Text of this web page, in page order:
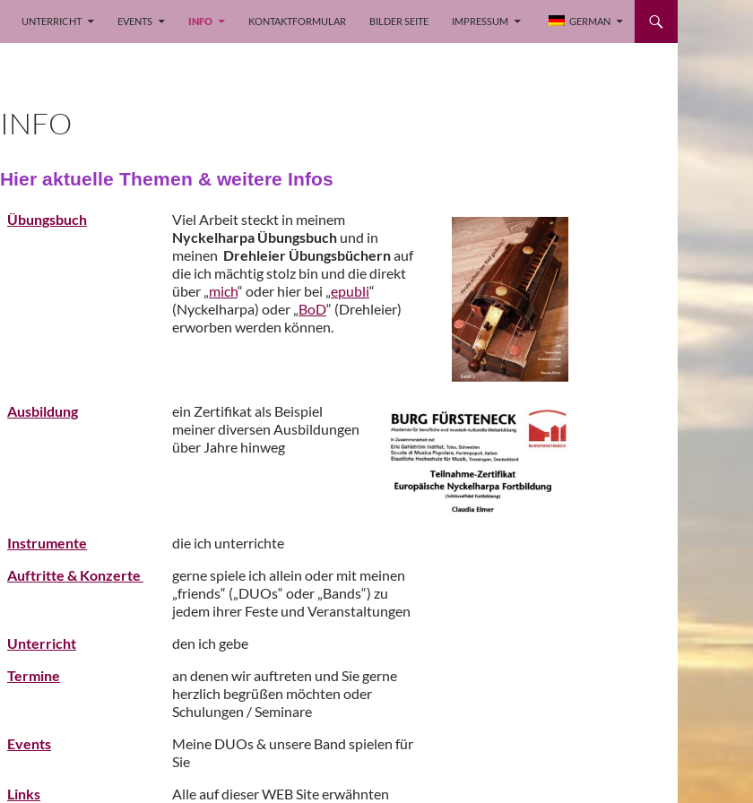
UNTERRICHT EVENTS INFO KONTAKTFORMULAR BILDER SEITE IMPRESSUM GERMAN
INFO
Hier aktuelle Themen & weitere Infos
Übungsbuch
Viel Arbeit steckt in meinem
Nyckelharpa Übungsbuch und in
meinen Drehleier Übungsbüchernauf
die ich mächtig stolz bin und die direkt
über „mich“ oder hier bei „epubli“
(Nyckelharpa) oder „BoD“ (Drehleier)
erworben werden können.
Ausbildung
ein Zertifikat als Beispiel
meiner diversen Ausbildungen
über Jahre hinweg
Instrumente
die ich unterrichte
Auftritte & Konzerte
gerne spiele ich allein oder mit meinen
„friends“ („DUOs“ oder „Bands“) zu
jedem ihrer Feste und Veranstaltungen
Unterricht
den ich gebe
Termine
an denen wir auftreten und Sie gerne
herzlich begrüßen möchten oder
Schulungen / Seminare
Events
Meine DUOs & unsere Band spielen für
Sie
Links
Alle auf dieser WEB Site erwähnten